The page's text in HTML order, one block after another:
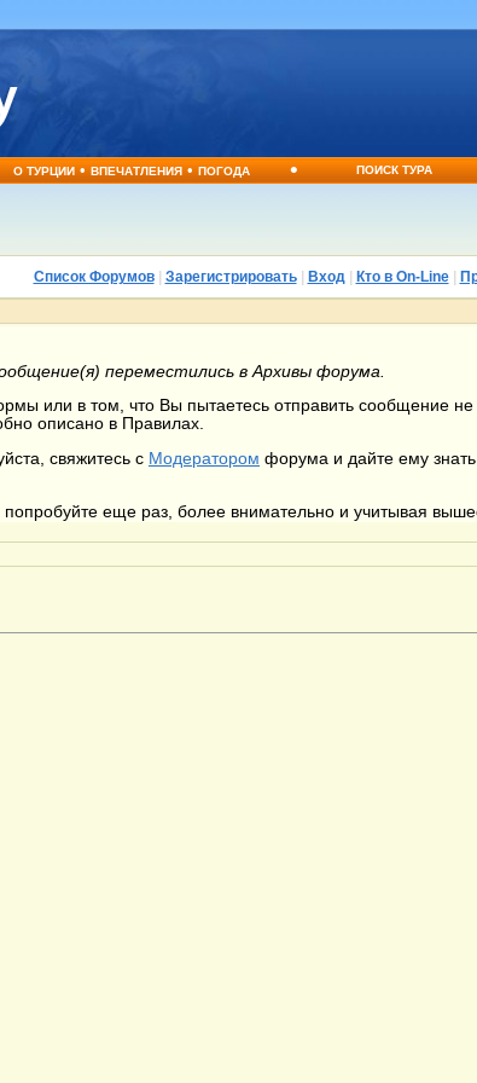
О ТУРЦИИ•ВПЕЧАТЛЕНИЯ•ПОГОДА • ПОИСК ТУРА
Список Форумов| Зарегистрировать| Вход| Кто в On-Line|
переместились в Архивы форума.
или в том, что Вы пытаетесь отправить сообщение
описано в Правилах.
свяжитесь с Модератором форума и дайте ему
еще раз, более внимательно и учитывая